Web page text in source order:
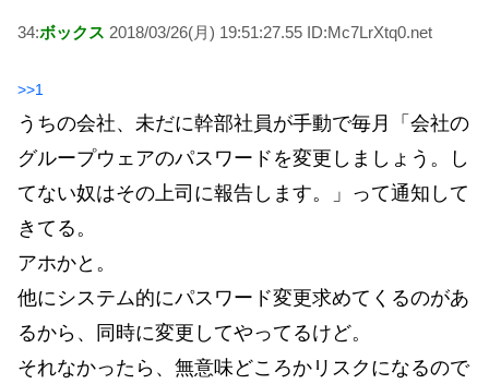
34:ボックス 2018/03/26(月) 19:51:27.55 ID:Mc7LrXtq0.net
>>1
うちの会社、未だに幹部社員が手動で毎月「会社の
グループウェアのパスワードを変更しましょう。し
てない奴はその上司に報告します。」って通知して
きてる。
アホかと。
他にシステム的にパスワード変更求めてくるのがあ
るから、同時に変更してやってるけど。
それなかったら、無意味どころかリスクになるので